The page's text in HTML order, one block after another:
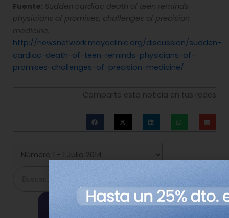
Fuente: Sudden cardiac death of teen reminds
physicians of promises, challenges of precision
medicine.
http://newsnetwork.mayoclinic.org/discussion/sudden-
cardiac-death-of-teen-reminds-physicians-of-
promises-challenges-of-precision-medicine/
Comparte esta noticia en tus redes